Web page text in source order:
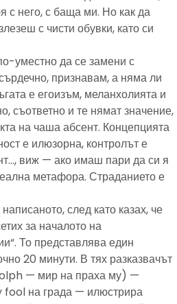
с него, с баща ми. Но как да
с чисти обувки, като си
уместно да се замени с
признавам, а няма ли
е егоизъм, меланхолията и
съответно и те нямат значение,
на чаша абсент. Концепцията
е илюзорна, контролът е
виж — ако имаш пари да си я
метафора. Страданието е
след като казах, че
за началото на
То представлява един
20 минути. В тях разказвачът
— мир на праха му) —
fool на града — илюстрира